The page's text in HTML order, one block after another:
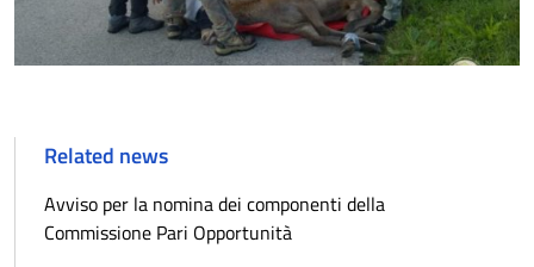
Related news
Avviso per la nomina dei componenti della
Commissione Pari Opportunità